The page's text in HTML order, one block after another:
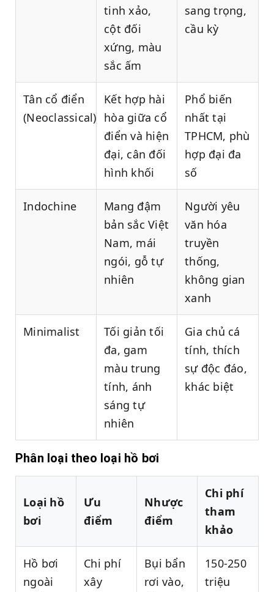
tinh xảo,
cột đối
xứng, màu
sắc ấm
sang trọng,
cầu kỳ
Tân cổ điển
(Neoclassical)
Kết hợp hài
hòa giữa cổ
điển và hiện
đại, cân đối
hình khối
Phổ biến
nhất tại
TPHCM, phù
hợp đại đa
số
Indochine
Mang đậm
bản sắc Việt
Nam, mái
ngói, gỗ tự
nhiên
Người yêu
văn hóa
truyền
thống,
không gian
xanh
Minimalist
Tối giản tối
đa, gam
màu trung
tính, ánh
sáng tự
nhiên
Gia chủ cá
tính, thích
sự độc đáo,
khác biệt
Phân loại theo loại hồ bơi
Loại hồ
bơi
Ưu
điểm
Nhược
điểm
Chi phí
tham
khảo
Hồ bơi
ngoài
Chi phí
xây
Bụi bẩn
rơi vào,
150-250
triệu